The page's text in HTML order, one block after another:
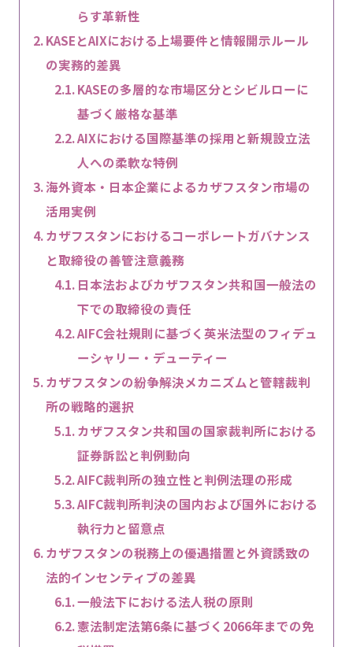
らす革新性
KASEとAIXにおける上場要件と情報開示ルール
の実務的差異
KASEの多層的な市場区分とシビルローに
基づく厳格な基準
AIXにおける国際基準の採用と新規設立法
人への柔軟な特例
海外資本・日本企業によるカザフスタン市場の
活用実例
カザフスタンにおけるコーポレートガバナンス
と取締役の善管注意義務
日本法およびカザフスタン共和国一般法の
下での取締役の責任
AIFC会社規則に基づく英米法型のフィデュ
ーシャリー・デューティー
カザフスタンの紛争解決メカニズムと管轄裁判
所の戦略的選択
カザフスタン共和国の国家裁判所における
証券訴訟と判例動向
AIFC裁判所の独立性と判例法理の形成
AIFC裁判所判決の国内および国外における
執行力と留意点
カザフスタンの税務上の優遇措置と外資誘致の
法的インセンティブの差異
一般法下における法人税の原則
憲法制定法第6条に基づく2066年までの免